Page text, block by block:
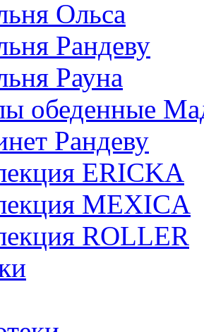
Ольса
Рандеву
Рауна
обеденные
Рандеву
ERICKA
MEXICA
ROLLER